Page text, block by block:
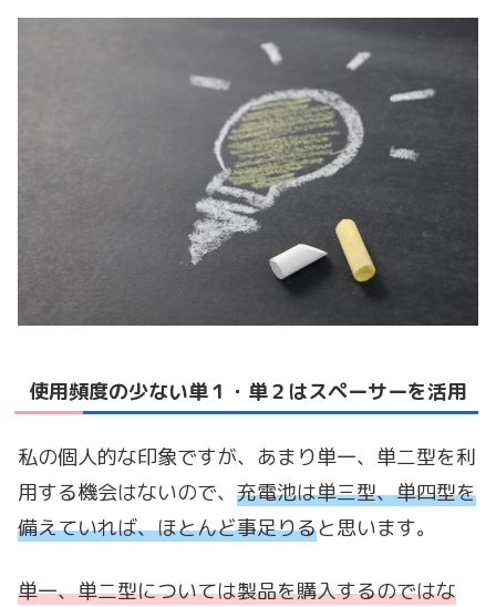
使用頻度の少ない単１・単２はスペーサーを活用
私の個人的な印象ですが、あまり単一、単二型を利
用する機会はないので、 充電池は単三型、単四型を
備えていれば、ほとんど事足りると思います。
単一、単二型については製品を購入するのではな